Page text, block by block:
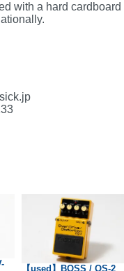
with a hard cardboard
【used】BOSS / OS-2